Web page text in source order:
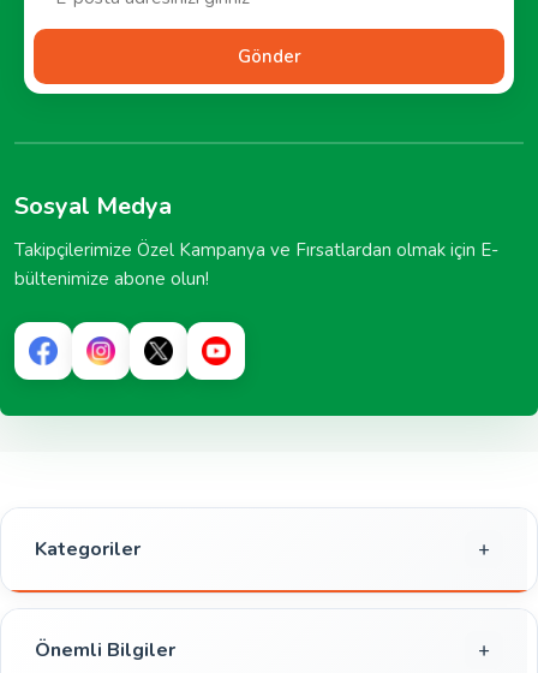
Gönder
Sosyal Medya
Takipçilerimize Özel Kampanya ve Fırsatlardan olmak için E-
bültenimize abone olun!
Kategoriler
Gıda
Kahvaltılık
Önemli Bilgiler